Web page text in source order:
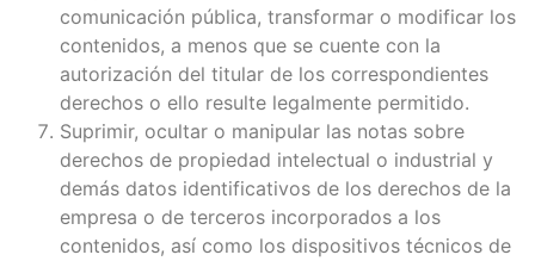
comunicación pública, transformar o modificar los
contenidos, a menos que se cuente con la
autorización del titular de los correspondientes
derechos o ello resulte legalmente permitido.
Suprimir, ocultar o manipular las notas sobre
derechos de propiedad intelectual o industrial y
demás datos identificativos de los derechos de la
empresa o de terceros incorporados a los
contenidos, así como los dispositivos técnicos de